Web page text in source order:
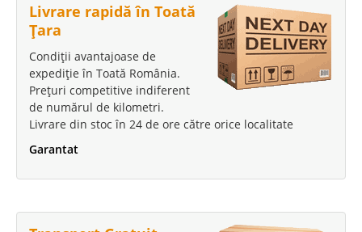
Livrare rapidă în Toată
Țara
Condiții avantajoase de
expediție în Toată România.
Prețuri competitive indiferent
de numărul de kilometri.
Livrare din stoc în 24 de ore către orice localitate
Garantat